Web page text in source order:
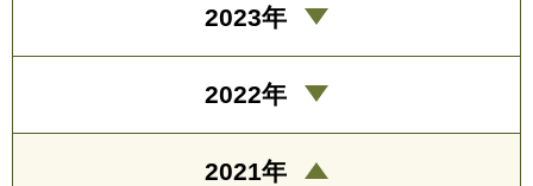
2023年
2022年
2021年